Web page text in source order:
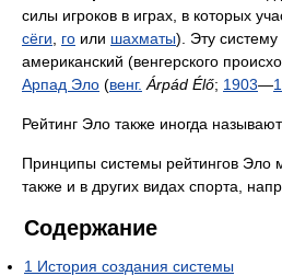
силы игроков в играх, в которых
сёги
го или шахматы). Эту систему
американский (венгерского
Арпад Эло (венг. Árpád Élő; 1903—
Рейтинг Эло также иногда
Принципы системы рейтингов Эло
также и в других видах спорта,
Содержание
1 История создания системы